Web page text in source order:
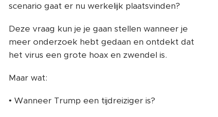
scenario gaat er nu werkelijk plaatsvinden?
Deze vraag kun je je gaan stellen wanneer je
meer onderzoek hebt gedaan en ontdekt dat
het virus een grote hoax en zwendel is.
Maar wat:
• Wanneer Trump een tijdreiziger is?